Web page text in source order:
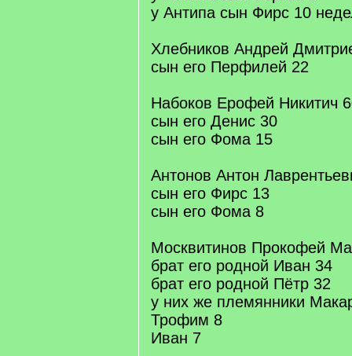
у Антипа сын Фирс 10
Хлебников Андрей
сын его Перфилей 22
Набоков Ерофей Никитич
сын его Денис 30
сын его Фома 15
Антонов Антон
сын его Фирс 13
сын его Фома 8
Москвитинов Прокофей
брат его родной Иван 34
брат его родной Пётр 32
у них же племянники
Трофим 8
Иван 7